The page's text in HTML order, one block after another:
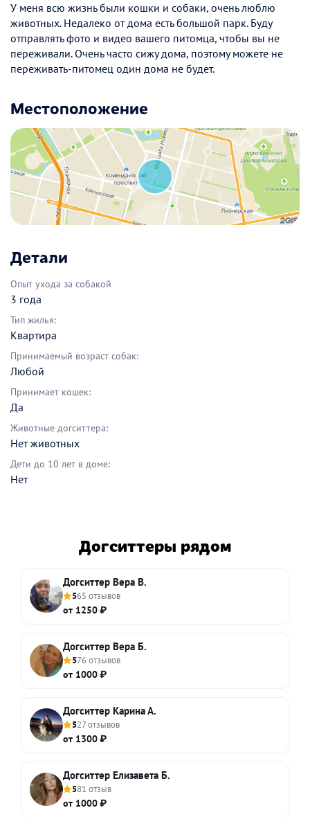
У меня всю жизнь были кошки и собаки, очень люблю
животных. Недалеко от дома есть большой парк. Буду
отправлять фото и видео вашего питомца, чтобы вы не
переживали. Очень часто сижу дома, поэтому можете не
переживать-питомец один дома не будет.
Местоположение
Детали
Опыт ухода за собакой
3 года
Тип жилья:
Квартира
Принимаемый возраст собак:
Любой
Принимает кошек:
Да
Животные догситтера:
Нет животных
Дети до 10 лет в доме:
Нет
Догситтеры рядом
Догситтер Вера В.
565 отзывов
от 1250 ₽
Догситтер Вера Б.
576 отзывов
от 1000 ₽
Догситтер Карина А.
527 отзывов
от 1300 ₽
Догситтер Елизавета Б.
581 отзыв
от 1000 ₽